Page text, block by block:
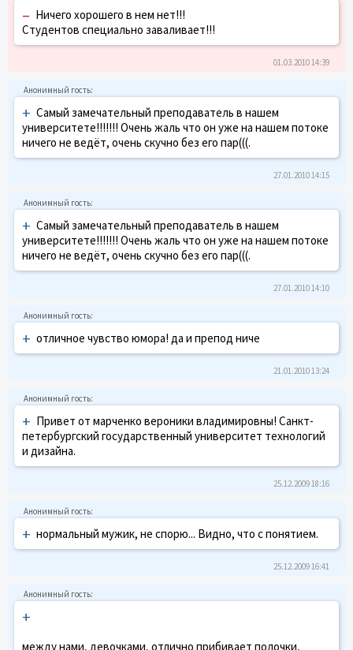
– Ничего хорошего в нем нет!!!
Студентов специально заваливает!!!
01.03.2010 14:39
+ Самый замечательный преподаватель в нашем
университете!!!!!!! Очень жаль что он уже на нашем потоке
ничего не ведёт, очень скучно без его пар(((.
27.01.2010 14:15
+ Самый замечательный преподаватель в нашем
университете!!!!!!! Очень жаль что он уже на нашем потоке
ничего не ведёт, очень скучно без его пар(((.
27.01.2010 14:10
+ отличное чувство юмора! да и препод ниче
21.01.2010 13:24
+ Привет от марченко вероники владимировны! Санкт-
петербургский государственный университет технологий
и дизайна.
25.12.2009 18:16
+ нормальный мужик, не спорю... Видно, что с понятием.
25.12.2009 16:41
+
между нами, девочками, отлично прибивает полочки,